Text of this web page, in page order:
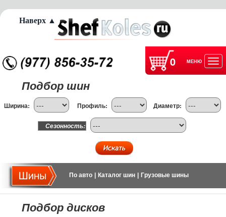
0 МЕНЮ
Подбор шин
Ширина: Профиль: Диаметр:
Сезонность:
По авто Каталог шин Грузовые шины
Подбор дисков
Наверх ▲